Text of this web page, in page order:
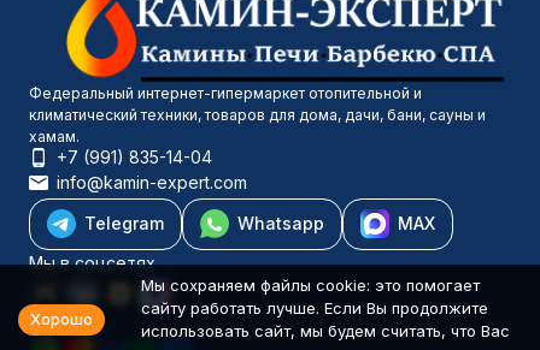
Федеральный интернет-гипермаркет отопительной и
климатический техники, товаров для дома, дачи, бани, сауны и
хамам.
+7 (991) 835-14-04
info@kamin-expert.com
Telegram
Whatsapp
MAX
Мы в соцсетях
Хорошо
Мы сохраняем файлы cookie: это помогает
сайту работать лучше. Если Вы продолжите
использовать сайт, мы будем считать, что Вас